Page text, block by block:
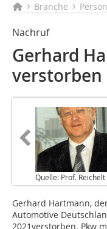
Branche
Nachruf
Gerhard
verstorben
Quelle: Prof. Reichelt
Gerhard Hartmann,
Automotive
2021verstorben. Pkw